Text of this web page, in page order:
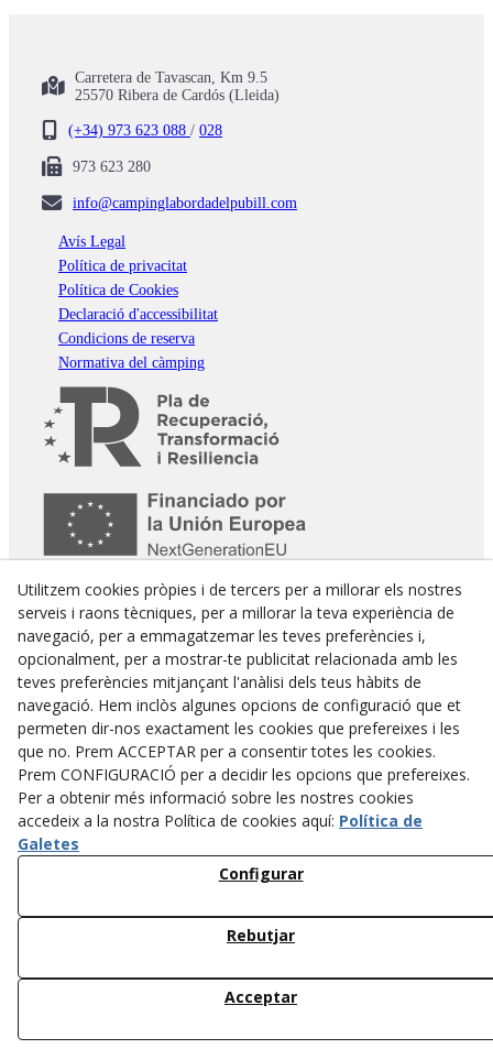
Carretera de Tavascan, Km 9.5
25570 Ribera de Cardós (Lleida)
(+34) 973 623 088 / 028
973 623 280
info@campinglabordadelpubill.com
Avís Legal
Política de privacitat
Política de Cookies
Declaració d'accessibilitat
Condicions de reserva
Normativa del càmping
Actuació del Programa de Desenvolupament Rural de Catalunya 2014-2020,
cofinançada per:
© 08/2026 Camping la borda del Pubill - Tots els drets reservats.
Utilitzem cookies pròpies i de tercers per a millorar els nostres
serveis i raons tècniques, per a millorar la teva experiència de
navegació, per a emmagatzemar les teves preferències i,
opcionalment, per a mostrar-te publicitat relacionada amb les
teves preferències mitjançant l'anàlisi dels teus hàbits de
navegació. Hem inclòs algunes opcions de configuració que et
permeten dir-nos exactament les cookies que prefereixes i les
que no. Prem ACCEPTAR per a consentir totes les cookies.
Prem CONFIGURACIÓ per a decidir les opcions que prefereixes.
Per a obtenir més informació sobre les nostres cookies
accedeix a la nostra Política de cookies aquí: Política de
Galetes
Configurar
Rebutjar
Acceptar